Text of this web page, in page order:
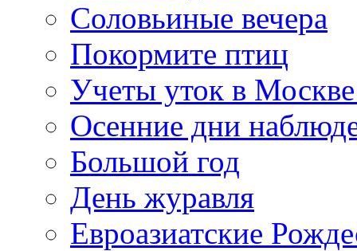
Соловьиные вечера
Покормите птиц
Учеты уток в
Осенние дни
Большой год
День журавля
Евроазиатские